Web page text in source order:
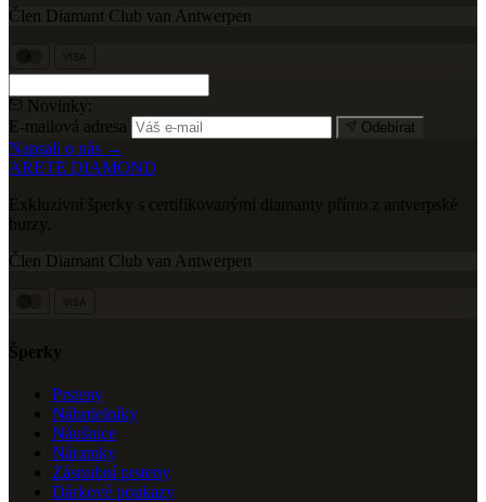
Člen Diamant Club van Antwerpen
Novinky:
E-mailová adresa
Odebírat
Napsali o nás →
ARETE DIAMOND
Exkluzivní šperky s certifikovanými diamanty přímo z antverpské
burzy.
Člen Diamant Club van Antwerpen
Šperky
Prsteny
Náhrdelníky
Náušnice
Náramky
Zásnubní prsteny
Dárkové poukazy